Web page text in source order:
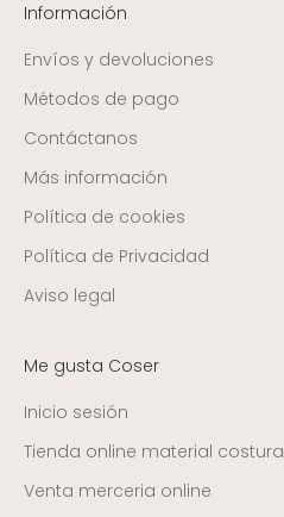
Información
Envíos y devoluciones
Métodos de pago
Contáctanos
Más información
Política de cookies
Política de Privacidad
Aviso legal
Me gusta Coser
Inicio sesión
Tienda online material costura
Venta merceria online